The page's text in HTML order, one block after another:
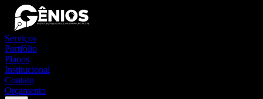
Serviços
Portfólio
Planos
Institucional
Contato
Orçamento